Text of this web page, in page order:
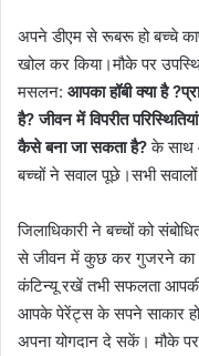
अपने डीएम से रूबरू हो बच्चे
खोल कर किया।मौके पर
मसलन: आपका हॉबी क्या है
है? जीवन में विपरीत
कैसे बना जा सकता है?के साथ
बच्चों ने सवाल पूछे।सभी सवालों
जिलाधिकारी ने बच्चों को
से जीवन में कुछ कर गुजरने का
कंटिन्यू रखें तभी सफलता
आपके पेरेंट्स के सपने साकार
अपना योगदान दे सकें। मौके पर